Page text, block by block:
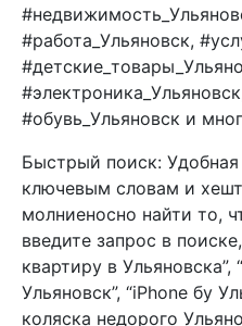
#работа_Ульяновск,
#обувь_Ульяновск и
Быстрый поиск:
ключевым словам и
молниеносно найти то,
введите запрос в
квартиру в Ульяновска”,
Ульяновск”, “iPhone бу
коляска недорого